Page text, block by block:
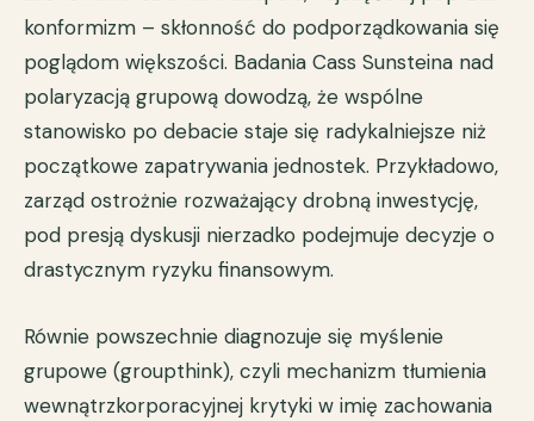
konformizm – skłonność do podporządkowania się
poglądom większości. Badania Cass Sunsteina nad
polaryzacją grupową dowodzą, że wspólne
stanowisko po debacie staje się radykalniejsze niż
początkowe zapatrywania jednostek. Przykładowo,
zarząd ostrożnie rozważający drobną inwestycję,
pod presją dyskusji nierzadko podejmuje decyzje o
drastycznym ryzyku finansowym.
Równie powszechnie diagnozuje się myślenie
grupowe (groupthink), czyli mechanizm tłumienia
wewnątrzkorporacyjnej krytyki w imię zachowania